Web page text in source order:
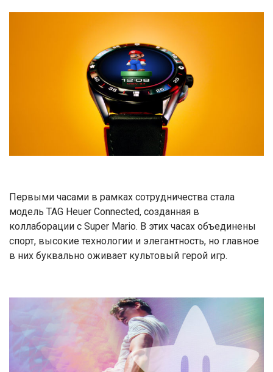
Первыми часами в рамках сотрудничества стала
модель TAG Heuer Connected, созданная в
коллаборации с Super Mario. В этих часах объединены
спорт, высокие технологии и элегантность, но главное
в них буквально оживает культовый герой игр.